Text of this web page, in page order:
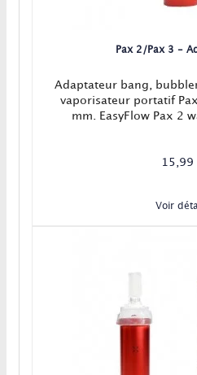
Pax 2/Pax 3 -
Adaptateur bang,
vaporisateur portatif
mm. EasyFlow Pax 2
15,99
Voir